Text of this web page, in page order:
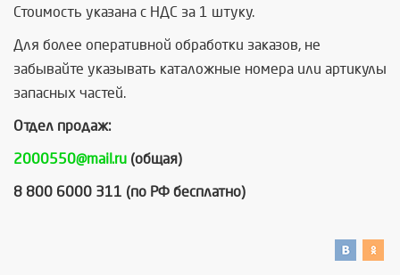
Стоимость указана с НДС за 1 штуку.
Для более оперативной обработки заказов, не
забывайте указывать каталожные номера или артикулы
запасных частей.
Отдел продаж:
2000550@mail.ru (общая)
8 800 6000 311 (по РФ бесплатно)